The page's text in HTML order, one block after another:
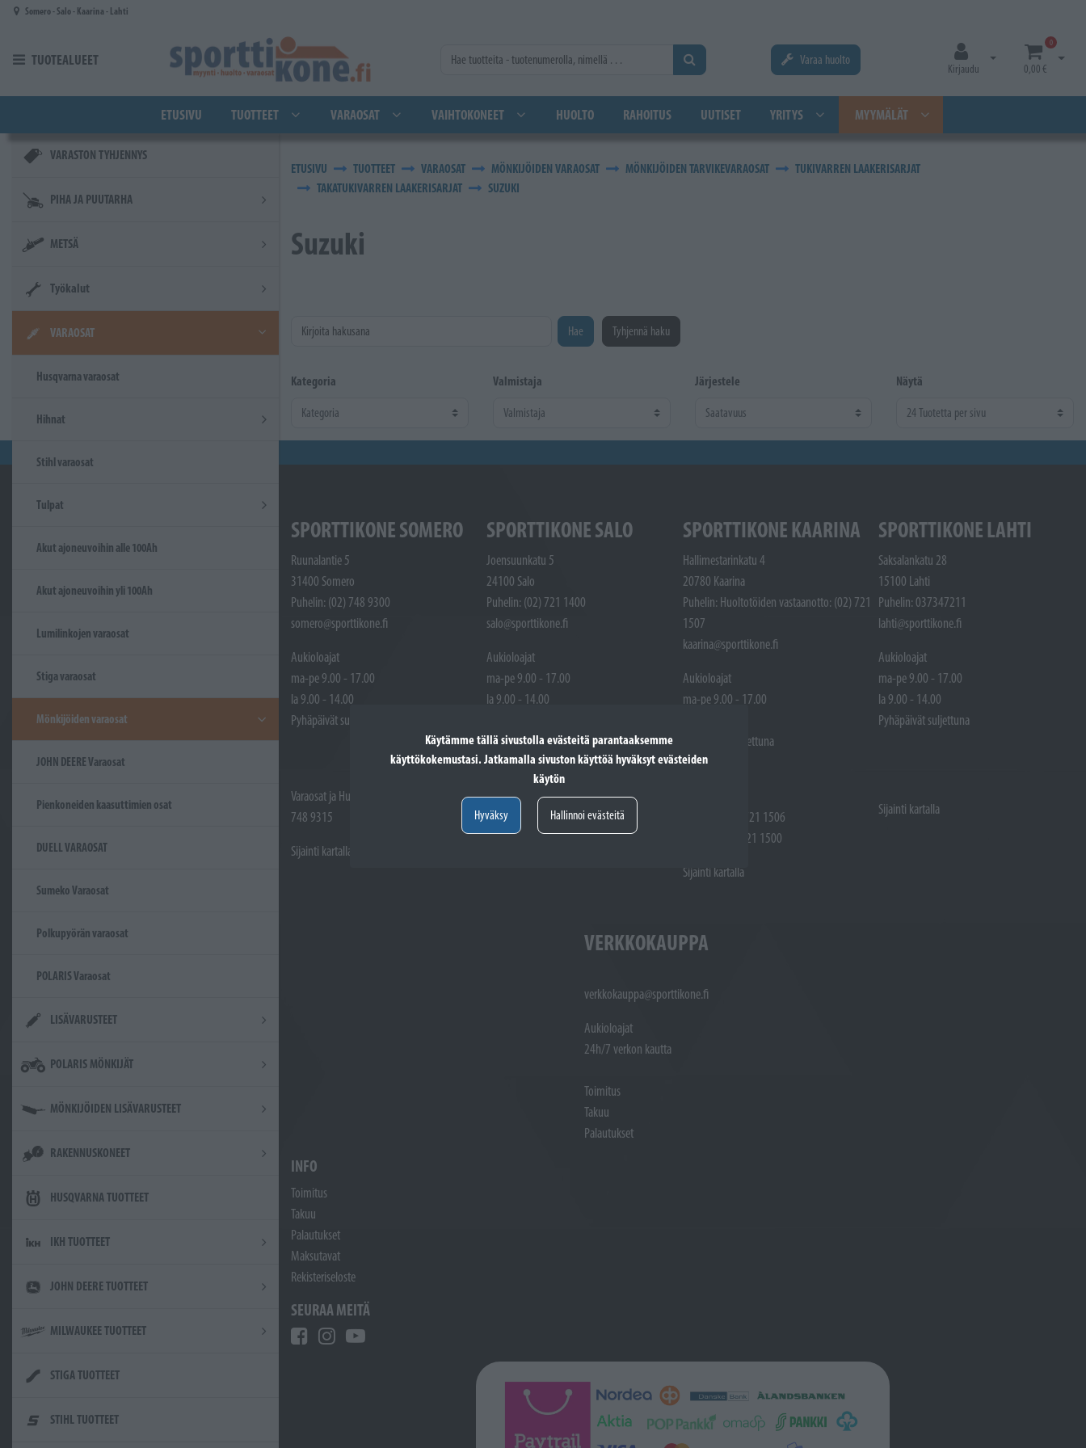
Käytämme tällä sivustolla evästeitä parantaaksemme
käyttökokemustasi. Jatkamalla sivuston käyttöä hyväksyt evästeiden
käytön
Hyväksy Hallinnoi evästeitä
Siirry pääsisältöön
Somero - Salo - Kaarina - Lahti
TUOTEALUEET Varaa huolto
Kirjaudu
Avaa kirjautuminen
0
0,00 €
Avaa
ETUSIVU TUOTTEET VARAOSAT VAIHTOKONEET HUOLTO RAHOITUS UUTISET YRITYS MYYMÄLÄT
VARASTON TYHJENNYS
PIHA JA PUUTARHA
METSÄ
Työkalut
VARAOSAT
Husqvarna varaosat
Hihnat
Stihl varaosat
Tulpat
Akut ajoneuvoihin alle 100Ah
Akut ajoneuvoihin yli 100Ah
Lumilinkojen varaosat
Stiga varaosat
Mönkijöiden varaosat
JOHN DEERE Varaosat
Pienkoneiden kaasuttimien osat
DUELL VARAOSAT
Sumeko Varaosat
Polkupyörän varaosat
POLARIS Varaosat
LISÄVARUSTEET
POLARIS MÖNKIJÄT
MÖNKIJÖIDEN LISÄVARUSTEET
RAKENNUSKONEET
HUSQVARNA TUOTTEET
IKH TUOTTEET
JOHN DEERE TUOTTEET
MILWAUKEE TUOTTEET
STIGA TUOTTEET
STIHL TUOTTEET
ETUSIVU TUOTTEET VARAOSAT MÖNKIJÖIDEN VARAOSAT MÖNKIJÖIDEN TARVIKEVARAOSAT
TUKIVARREN LAAKERISARJAT
TAKATUKIVARREN LAAKERISARJAT
SUZUKI
Suzuki
Kirjoita hakusana Hae Tyhjennä haku
Kategoria Valmistaja Järjestele Näytä
SPORTTIKONE SOMERO
Ruunalantie 5
31400 Somero
Puhelin: (02) 748 9300
somero@sporttikone.fi
Aukioloajat
ma-pe 9.00 - 17.00
la 9.00 - 14.00
Pyhäpäivät suljettuna
Varaosat ja Huoltotöiden vastaanotto: (02)
748 9315
Sijainti kartalla
SPORTTIKONE SALO
Joensuunkatu 5
24100 Salo
Puhelin: (02) 721 1400
salo@sporttikone.fi
Aukioloajat
ma-pe 9.00 - 17.00
la 9.00 - 14.00
Varaosat: (02) 721 1407
Huoltotöiden vastaanotto: 02 7211405
SPORTTIKONE KAARINA
Hallimestarinkatu 4
20780 Kaarina
Puhelin: Huoltotöiden vastaanotto: (02) 721
1507
kaarina@sporttikone.fi
Aukioloajat
ma-pe 9.00 - 17.00
Pyhäpäivät suljettuna
Varaosat: (02) 721 1506
Myynti : (02) 721 1500
Sijainti kartalla
SPORTTIKONE LAHTI
Saksalankatu 28
15100 Lahti
Puhelin: 037347211
lahti@sporttikone.fi
Aukioloajat
ma-pe 9.00 - 17.00
la 9.00 - 14.00
Pyhäpäivät suljettuna
Sijainti kartalla
VERKKOKAUPPA
verkkokauppa@sporttikone.fi
Aukioloajat
24h/7 verkon kautta
Toimitus
Takuu
Palautukset
INFO
Toimitus
Takuu
Palautukset
Maksutavat
Rekisteriseloste
SEURAA MEITÄ